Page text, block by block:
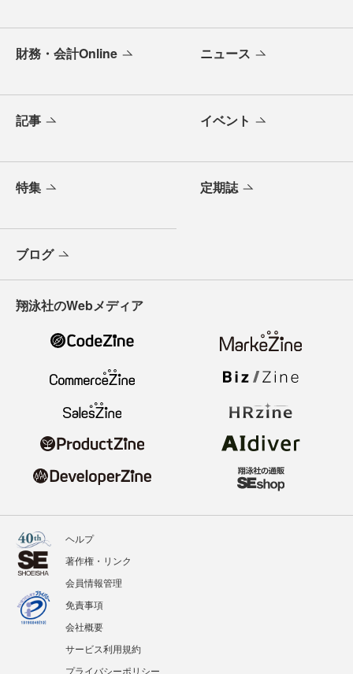
財務・会計Online ニュース
記事 イベント
特集 定期誌
ブログ
翔泳社のWebメディア
ヘルプ
著作権・リンク
会員情報管理
免責事項
会社概要
サービス利用規約
プライバシーポリシー